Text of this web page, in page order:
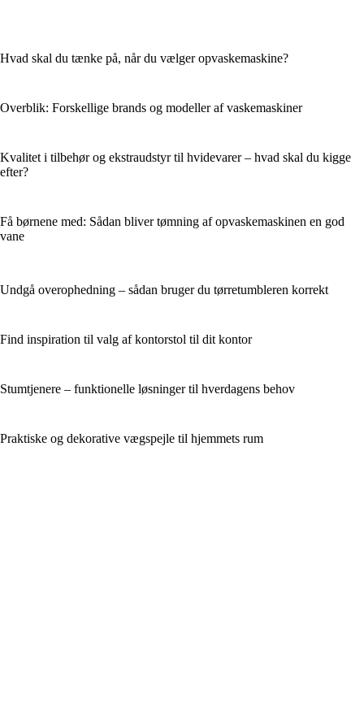
Hvad skal du tænke på, når du vælger opvaskemaskine?
Overblik: Forskellige brands og modeller af vaskemaskiner
Kvalitet i tilbehør og ekstraudstyr til hvidevarer – hvad skal du kigge
efter?
Få børnene med: Sådan bliver tømning af opvaskemaskinen en god
vane
Undgå overophedning – sådan bruger du tørretumbleren korrekt
Find inspiration til valg af kontorstol til dit kontor
Stumtjenere – funktionelle løsninger til hverdagens behov
Praktiske og dekorative vægspejle til hjemmets rum